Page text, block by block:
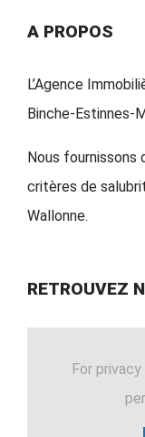
A PROPOS
L’Agence
Binche-Estinnes-
Nous fournissons
critères de
Wallonne.
RETROUVEZ
For